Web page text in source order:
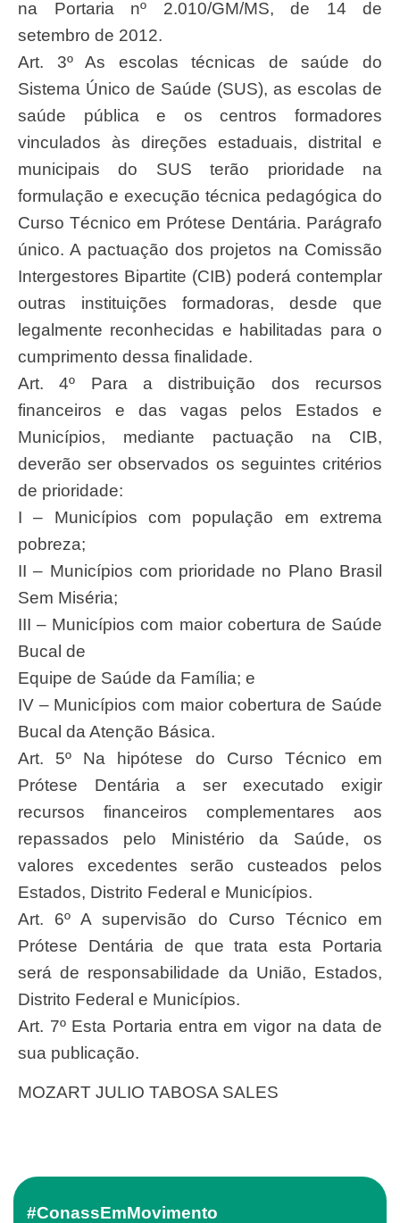
na Portaria nº 2.010/GM/MS, de 14 de
setembro de 2012.
Art. 3º As escolas técnicas de saúde do
Sistema Único de Saúde (SUS), as escolas de
saúde pública e os centros formadores
vinculados às direções estaduais, distrital e
municipais do SUS terão prioridade na
formulação e execução técnica pedagógica do
Curso Técnico em Prótese Dentária. Parágrafo
único. A pactuação dos projetos na Comissão
Intergestores Bipartite (CIB) poderá contemplar
outras instituições formadoras, desde que
legalmente reconhecidas e habilitadas para o
cumprimento dessa finalidade.
Art. 4º Para a distribuição dos recursos
financeiros e das vagas pelos Estados e
Municípios, mediante pactuação na CIB,
deverão ser observados os seguintes critérios
de prioridade:
I – Municípios com população em extrema
pobreza;
II – Municípios com prioridade no Plano Brasil
Sem Miséria;
III – Municípios com maior cobertura de Saúde
Bucal de
Equipe de Saúde da Família; e
IV – Municípios com maior cobertura de Saúde
Bucal da Atenção Básica.
Art. 5º Na hipótese do Curso Técnico em
Prótese Dentária a ser executado exigir
recursos financeiros complementares aos
repassados pelo Ministério da Saúde, os
valores excedentes serão custeados pelos
Estados, Distrito Federal e Municípios.
Art. 6º A supervisão do Curso Técnico em
Prótese Dentária de que trata esta Portaria
será de responsabilidade da União, Estados,
Distrito Federal e Municípios.
Art. 7º Esta Portaria entra em vigor na data de
sua publicação.
MOZART JULIO TABOSA SALES
#ConassEmMovimento